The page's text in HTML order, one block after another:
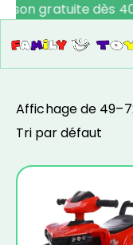
gratuite dès
Affichage de
-18%